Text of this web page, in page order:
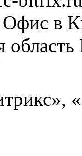
Офис в
область